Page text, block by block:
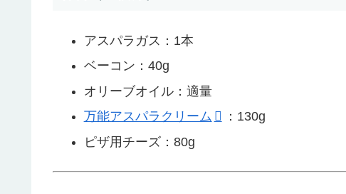
アスパラガス：1本
ベーコン：40g
オリーブオイル：適量
万能アスパラクリーム
：130g
ピザ用チーズ：80g